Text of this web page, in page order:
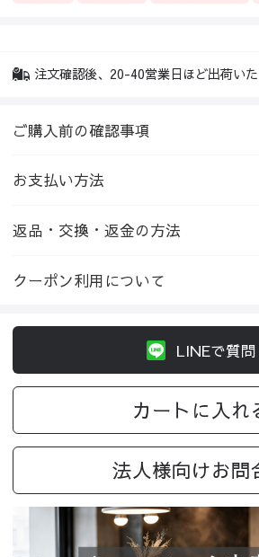
注文確認後、20-40営業日ほど出荷いた
ご購入前の確認事項
お支払い方法
返品・交換・返金の方法
クーポン利用について
LINEで質問
カートに入れ
法人様向けお問